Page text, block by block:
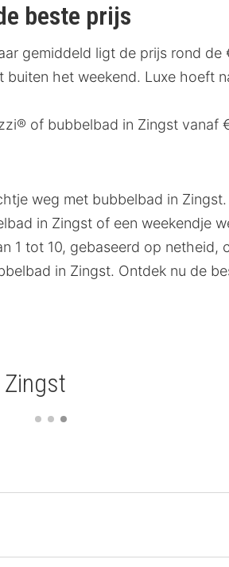
beste prijs
gemiddeld ligt de prijs rond
het weekend. Luxe hoeft
of bubbelbad in Zingst vanaf
weg met bubbelbad in
in Zingst of een weekendje
1 tot 10, gebaseerd op
in Zingst. Ontdek nu de